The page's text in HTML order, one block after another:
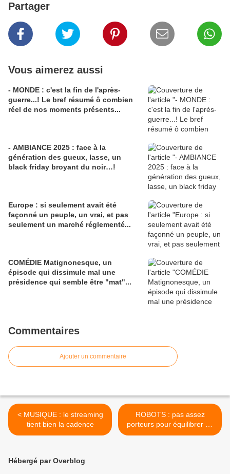
Partager
Vous aimerez aussi
- MONDE : c'est la fin de l'après-
guerre...! Le bref résumé ô combien
réel de nos moments présents...
- AMBIANCE 2025 : face à la
génération des gueux, lasse, un
black friday broyant du noir…!
Europe : si seulement avait été
façonné un peuple, un vrai, et pas
seulement un marché réglementé...
COMÉDIE Matignonesque, un
épisode qui dissimule mal une
présidence qui semble être "mat"...
Commentaires
Ajouter un commentaire
< MUSIQUE : le streaming
tient bien la cadence
ROBOTS : pas assez
porteurs pour équilibrer un
salon…! >
Hébergé par Overblog